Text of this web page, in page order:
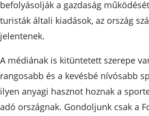
befolyásolják a gazdaság
turisták általi kiadások, az ország
jelentenek.
A médiának is kitüntetett szerepe
rangosabb és a kevésbé nívósabb
ilyen anyagi hasznot hoznak a
adó országnak. Gondoljunk csak a